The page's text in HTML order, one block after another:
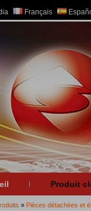
Français
Produit
» Pièces détachées et